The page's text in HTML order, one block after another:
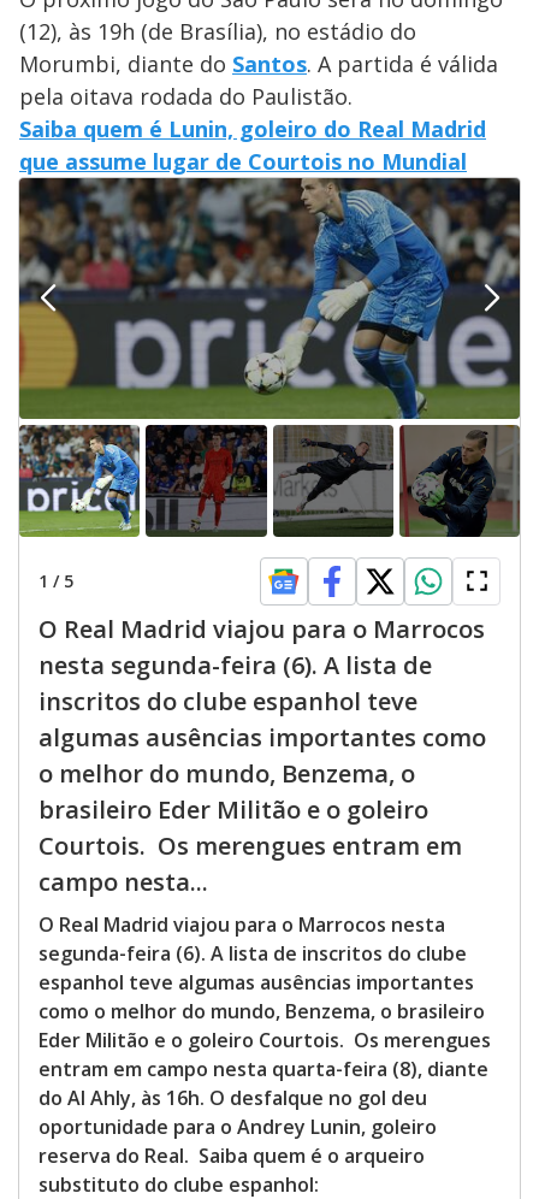
(12), às 19h (de Brasília), no estádio do
Morumbi, diante do Santos. A partida é válida
pela oitava rodada do Paulistão.
Saiba quem é Lunin, goleiro do Real Madrid
que assume lugar de Courtois no Mundial
1 / 5
O Real Madrid viajou para o Marrocos
nesta segunda-feira (6). A lista de
inscritos do clube espanhol teve
algumas ausências importantes como
o melhor do mundo, Benzema, o
brasileiro Eder Militão e o goleiro
Courtois. Os merengues entram em
campo nesta...
O Real Madrid viajou para o Marrocos nesta
segunda-feira (6). A lista de inscritos do clube
espanhol teve algumas ausências importantes
como o melhor do mundo, Benzema, o brasileiro
Eder Militão e o goleiro Courtois. Os merengues
entram em campo nesta quarta-feira (8), diante
do Al Ahly, às 16h. O desfalque no gol deu
oportunidade para o Andrey Lunin, goleiro
reserva do Real. Saiba quem é o arqueiro
substituto do clube espanhol: